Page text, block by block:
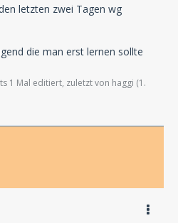
letzten zwei Tagen wg
die man erst lernen sollte
1 Mal editiert, zuletzt von haggi (1.